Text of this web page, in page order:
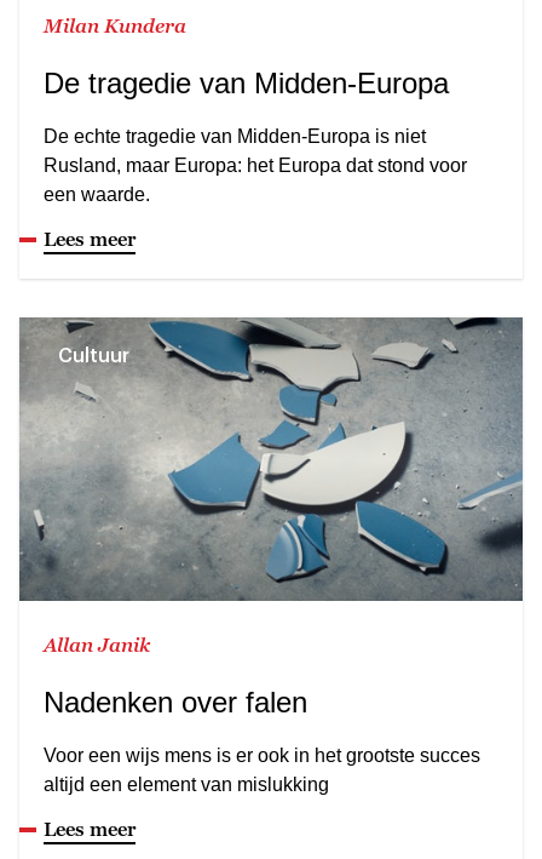
Milan Kundera
De tragedie van Midden-Europa
De echte tragedie van Midden-Europa is niet
Rusland, maar Europa: het Europa dat stond voor
een waarde.
Lees meer
Cultuur
Allan Janik
Nadenken over falen
Voor een wijs mens is er ook in het grootste succes
altijd een element van mislukking
Lees meer